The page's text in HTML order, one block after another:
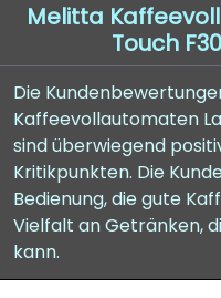
Melitta
Touch
Die
Kaffeevollautomaten
sind überwiegend
Kritikpunkten. Die
Bedienung, die gute
Vielfalt an Getränken,
kann.